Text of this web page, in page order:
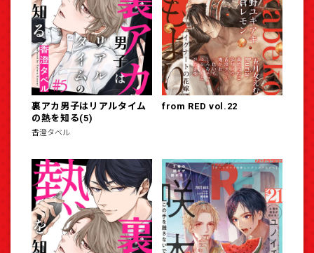
裏アカ男子はリアルタイム
の熱を知る(5)
香澄タベル
from RED vol.22